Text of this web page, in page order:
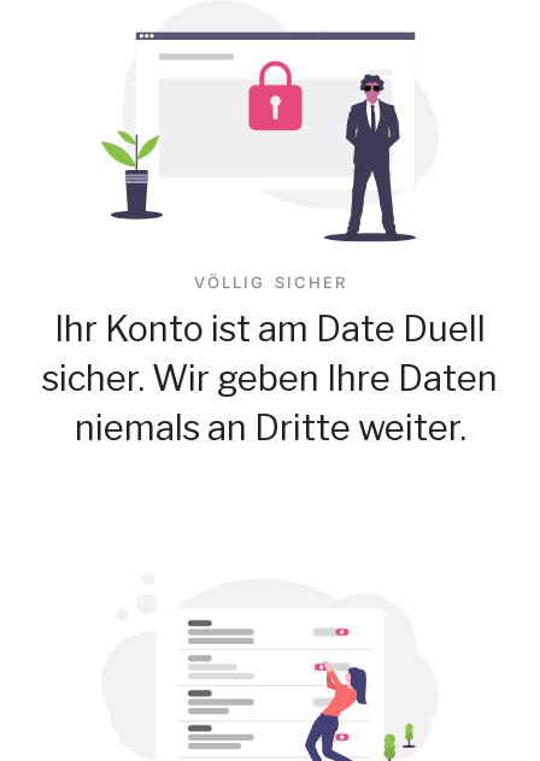
VÖLLIG SICHER
Ihr Konto ist am Date Duell
sicher. Wir geben Ihre Daten
niemals an Dritte weiter.